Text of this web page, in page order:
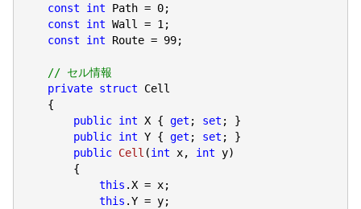
const
int Path = 0;
const
int Wall = 1 ;
const
int Route = 99;
// セル情報
private struct Cell
    {
public int X { get ; set ; }
public int Y { get ; set ; }
public Cell (int x, int y)
{
this .X = x;
this .Y = y;